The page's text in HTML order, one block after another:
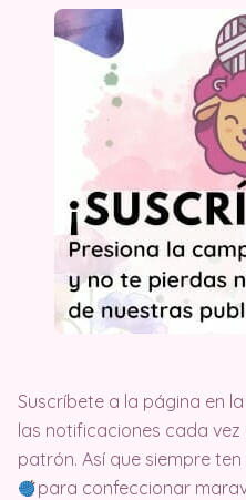
Suscríbete a la página en
las notificaciones cada
patrón. Así que siempre
para confeccionar